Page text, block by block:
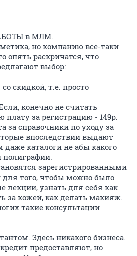
в МЛМ.
но компанию все-таки
опять раскричатся, что
выбор:
скидкой, т.е. просто
конечно не считать
за регистрацию - 149р.
за справочники по уходу за
впоследствии выдают
каталоги не абы какого
полиграфии.
зарегистрированными
того, чтобы можно было
лекции, узнать для себя как
за кожей, как делать макияж.
такие консультации
Здесь никакого бизнеса.
предоставляют, но